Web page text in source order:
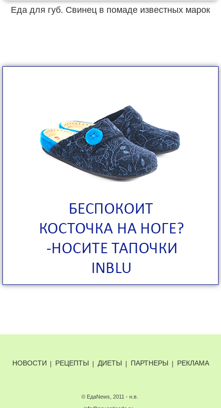
Еда для губ. Свинец в помаде известных марок
НОВОСТИ | РЕЦЕПТЫ | ДИЕТЫ | ПАРТНЕРЫ | РЕКЛАМА
© ЕдаNews, 2011 - н.в.